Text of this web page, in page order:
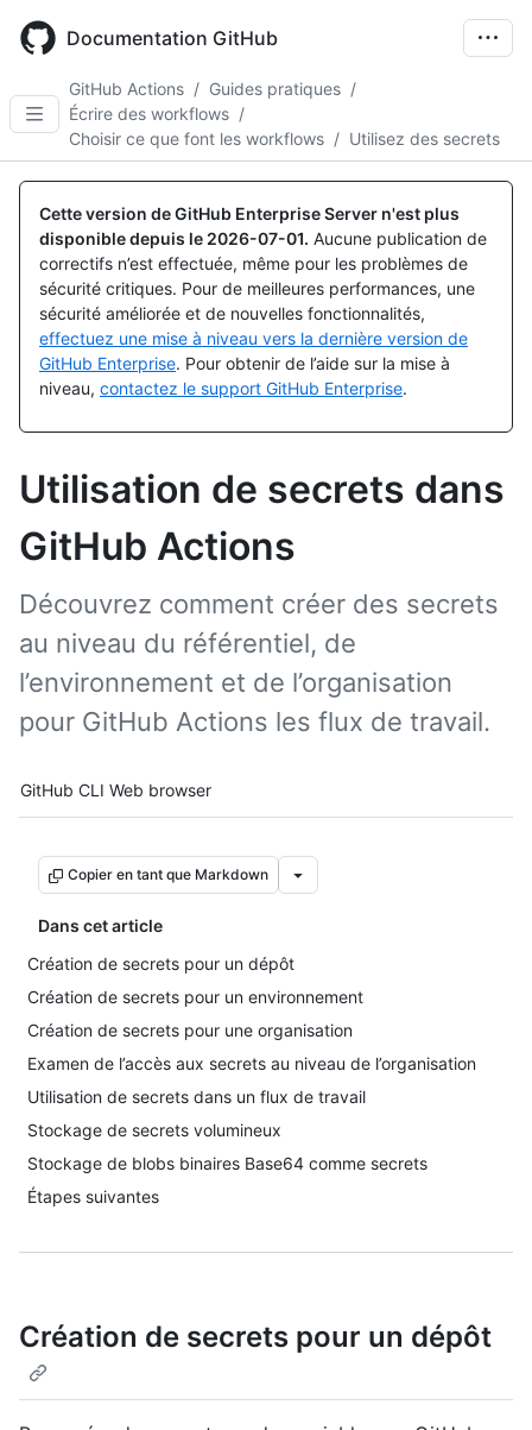
main
Documentation GitHub
GitHub Actions / Guides pratiques /
Écrire des workflows /
Choisir ce que font les workflows / Utilisez des secrets
Cette version de GitHub Enterprise Server n'est plus
disponible depuis le 2026-07-01. Aucune publication de
correctifs n’est effectuée, même pour les problèmes de
sécurité critiques. Pour de meilleures performances, une
sécurité améliorée et de nouvelles fonctionnalités,
effectuez une mise à niveau vers la dernière version de
GitHub Enterprise. Pour obtenir de l’aide sur la mise à
niveau, contactez le support GitHub Enterprise.
Utilisation de secrets dans
GitHub Actions
Découvrez comment créer des secrets
au niveau du référentiel, de
l’environnement et de l’organisation
pour GitHub Actions les flux de travail.
Tool navigation
GitHub CLI Web browser
Copier en tant que Markdown
Dans cet article
Création de secrets pour un dépôt
Création de secrets pour un environnement
Création de secrets pour une organisation
Examen de l’accès aux secrets au niveau de l’organisation
Utilisation de secrets dans un flux de travail
Stockage de secrets volumineux
Stockage de blobs binaires Base64 comme secrets
Étapes suivantes
Création de secrets pour un dépôt